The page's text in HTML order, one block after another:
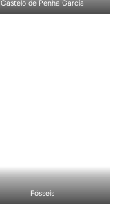
Castelo de Penha Garcia
Fósseis